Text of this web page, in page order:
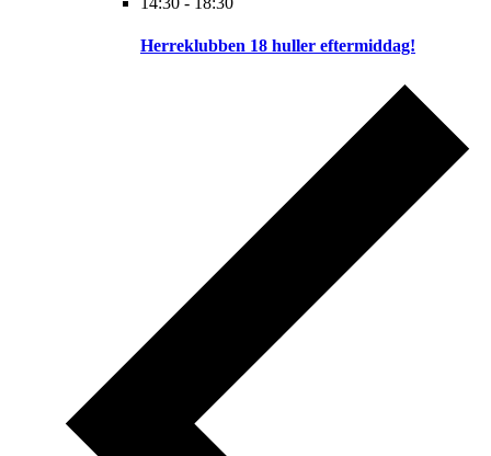
Herreklubben 18 huller eftermiddag!